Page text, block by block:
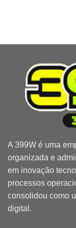
A 399W é uma
organizada e
em inovação
processos
consolidou como
digital.